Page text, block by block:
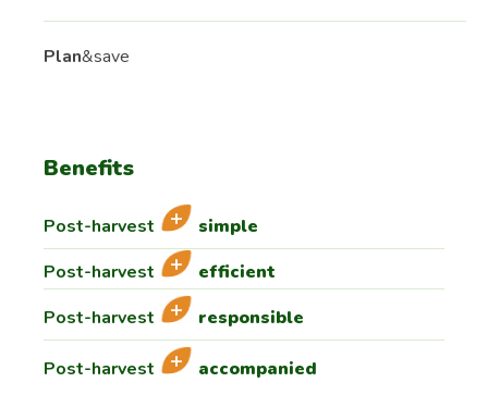
Plan&save
Benefits
Post-harvest
simple
Post-harvest
efficient
Post-harvest
responsible
Post-harvest accompanied